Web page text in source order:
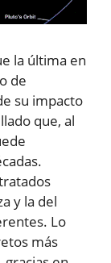
la última en
de
su impacto
que, al
y la del
Lo
más